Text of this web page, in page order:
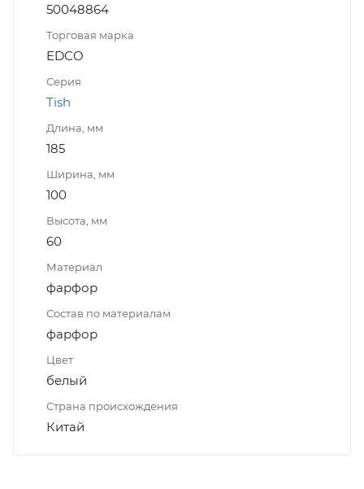
50048864
Торговая марка
EDCO
Серия
Tish
Длина, мм
185
Ширина, мм
100
Высота, мм
60
Материал
фарфор
Состав по материалам
фарфор
Цвет
белый
Страна происхождения
Китай